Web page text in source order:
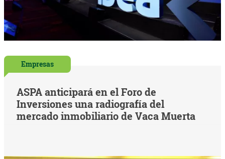
Empresas
ASPA anticipará en el Foro de
Inversiones una radiografía del
mercado inmobiliario de Vaca Muerta